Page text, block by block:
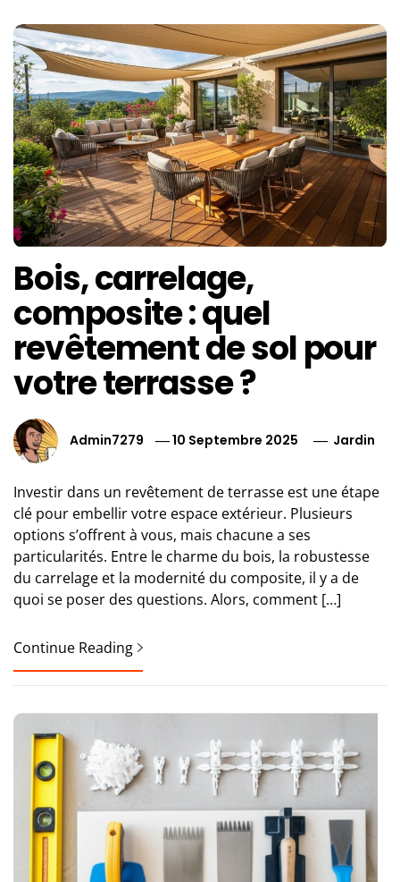
Bois, carrelage,
composite : quel
revêtement de sol pour
votre terrasse ?
Admin7279 10 Septembre 2025 Jardin
Investir dans un revêtement de terrasse est une étape
clé pour embellir votre espace extérieur. Plusieurs
options s’offrent à vous, mais chacune a ses
particularités. Entre le charme du bois, la robustesse
du carrelage et la modernité du composite, il y a de
quoi se poser des questions. Alors, comment […]
Continue Reading